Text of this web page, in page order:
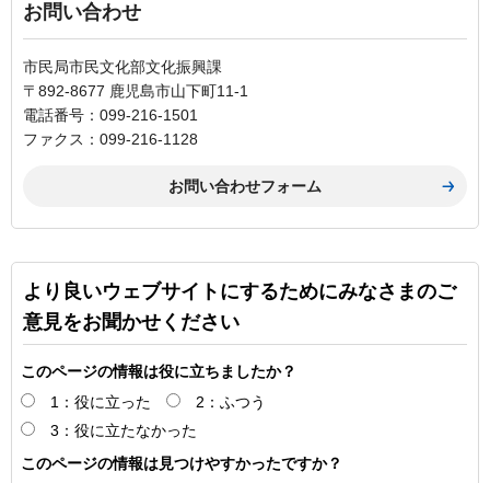
お問い合わせ
市民局市民文化部文化振興課
〒892-8677 鹿児島市山下町11-1
電話番号：099-216-1501
ファクス：099-216-1128
より良いウェブサイトにするためにみなさまのご
意見をお聞かせください
このページの情報は役に立ちましたか？
1：役に立った
2：ふつう
3：役に立たなかった
このページの情報は見つけやすかったですか？